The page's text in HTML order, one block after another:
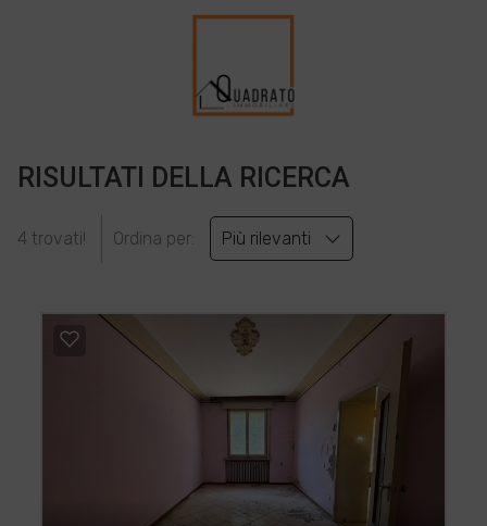
RISULTATI DELLA RICERCA
4 trovati! Ordina per: Più rilevanti